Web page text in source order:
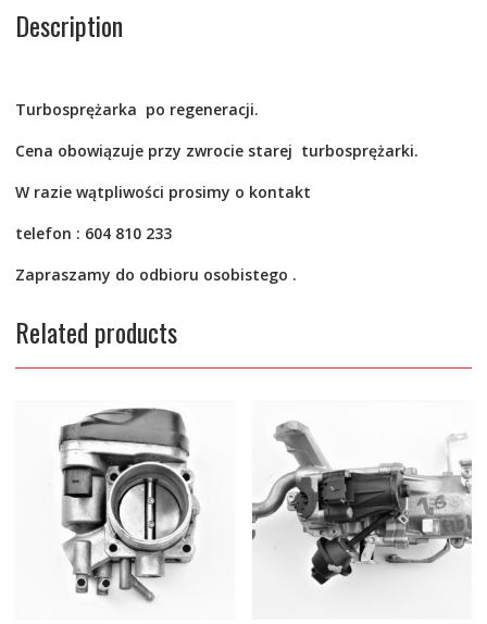
Description
Turbosprężarka po regeneracji.
Cena obowiązuje przy zwrocie starej turbosprężarki.
W razie wątpliwości prosimy o kontakt
telefon : 604 810 233
Zapraszamy do odbioru osobistego .
Related products